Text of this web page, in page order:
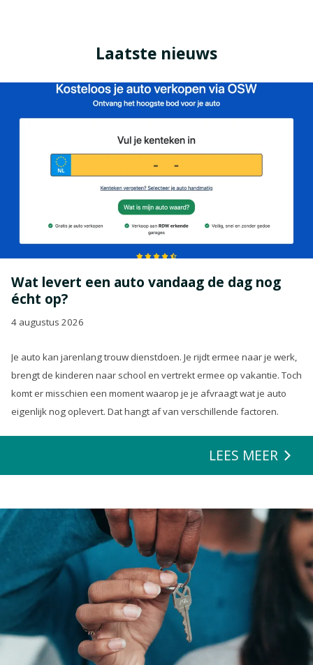
Laatste nieuws
Wat levert een auto vandaag de dag nog
écht op?
4 augustus 2026
Je auto kan jarenlang trouw dienstdoen. Je rijdt ermee naar je werk,
brengt de kinderen naar school en vertrekt ermee op vakantie. Toch
komt er misschien een moment waarop je je afvraagt wat je auto
eigenlijk nog oplevert. Dat hangt af van verschillende factoren.
LEES MEER